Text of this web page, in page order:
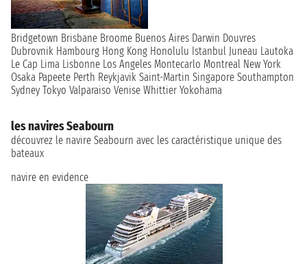
Bridgetown Brisbane Broome Buenos Aires Darwin Douvres
Dubrovnik Hambourg Hong Kong Honolulu Istanbul Juneau Lautoka
Le Cap Lima Lisbonne Los Angeles Montecarlo Montreal New York
Osaka Papeete Perth Reykjavik Saint-Martin Singapore Southampton
Sydney Tokyo Valparaiso Venise Whittier Yokohama
les navires Seabourn
découvrez le navire Seabourn avec les caractéristique unique des
bateaux
navire en evidence